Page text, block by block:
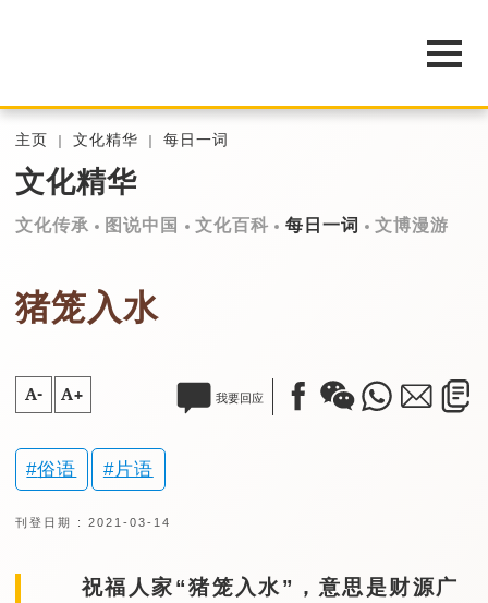
主页 文化精华 每日一词
文化精华
文化传承 图说中国 文化百科 每日一词 文博漫游
猪笼入水
A- A+ 我要回应
俗语 片语
刊登日期 : 2021-03-14
祝福人家“猪笼入水”，意思是财源广